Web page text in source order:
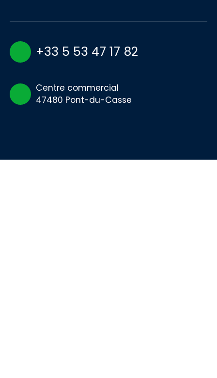
+33 5 53 47 17 82
Centre commercial
47480 Pont-du-Casse